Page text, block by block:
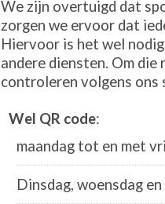
We zijn overtuigd dat
zorgen we ervoor dat
Hiervoor is het wel
andere diensten. Om die
controleren volgens ons
Wel QR code:
maandag tot en met
Dinsdag, woensdag